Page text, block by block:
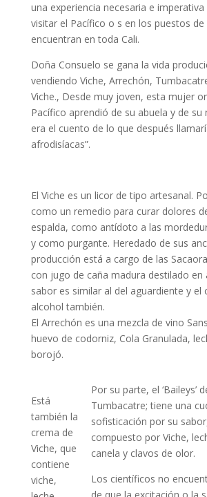
una experiencia necesaria e
visitar el Pacífico o s en los puestos de
encuentran en toda Cali.
Doña Consuelo se gana la vida
vendiendo Viche, Arrechón,
Viche., Desde muy joven, esta mujer
Pacífico aprendió de su abuela y de
era el cuento de lo que después
afrodisíacas”.
El Viche es un licor de tipo artesanal.
como un remedio para curar dolores
espalda, como antídoto a las
y como purgante. Heredado de sus
producción está a cargo de las
con jugo de caña madura destilado en
sabor es similar al del aguardiente y el
alcohol también.
El Arrechón es una mezcla de vino
huevo de codorniz, Cola Granulada,
borojó.
Está
también la
crema de
Viche, que
contiene
viche,
Por su parte, el ‘Baileys’
Tumbacatre; tiene una
sofisticación por su
compuesto por Viche,
canela y clavos de olor.
Los científicos no